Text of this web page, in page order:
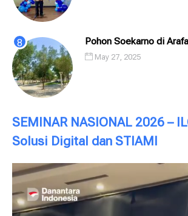
Pohon Soekarno di
May 27, 2025
SEMINAR NASIONAL 2026 –
Solusi Digital dan STIAMI